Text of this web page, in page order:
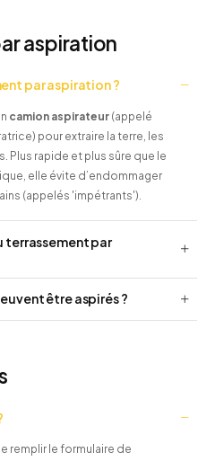
aspiration
par aspiration ?
camion aspirateur (appelé
pour extraire la terre, les
Plus rapide et plus sûre que le
elle évite d’endommager
(appelés 'impétrants').
terrassement par
être aspirés ?
remplir le formulaire de